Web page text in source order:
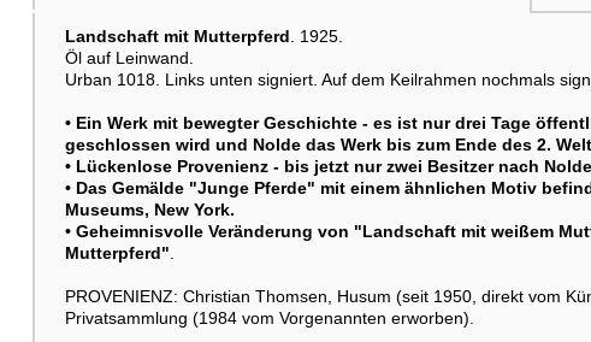
Weitere Abbildung
Weitere Abbildung
Weitere Abbildung
Landschaft mit Mutterpferd . 1925.
Öl auf Leinwand.
Urban 1018. Links unten signiert. Auf dem Keilrahmen nochmals
• Ein Werk mit bewegter Geschichte - es ist nur drei Tage
geschlossen wird und Nolde das Werk bis zum Ende des 2.
• Lückenlose Provenienz - bis jetzt nur zwei Besitzer nach
• Das Gemälde "Junge Pferde" mit einem ähnlichen Motiv
Museums, New York.
• Geheimnisvolle Veränderung von "Landschaft mit weißem
Mutterpferd"
PROVENIENZ: Christian Thomsen, Husum (seit 1950, direkt vom
Privatsammlung (1984 vom Vorgenannten erworben).